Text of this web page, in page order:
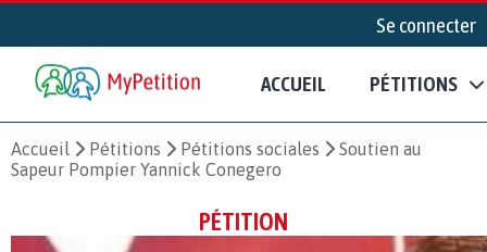
Se connecter
ACCUEIL PÉTITIONS
Accueil Pétitions Pétitions sociales
Soutien au
Sapeur Pompier Yannick Conegero
PÉTITION